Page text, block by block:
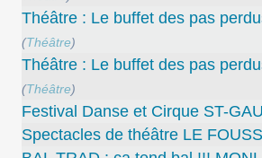
Théâtre : Le buffet des pas
(Théâtre)
Théâtre : Le buffet des pas
(Théâtre)
Festival Danse et Cirque ST-
Spectacles de théâtre LE